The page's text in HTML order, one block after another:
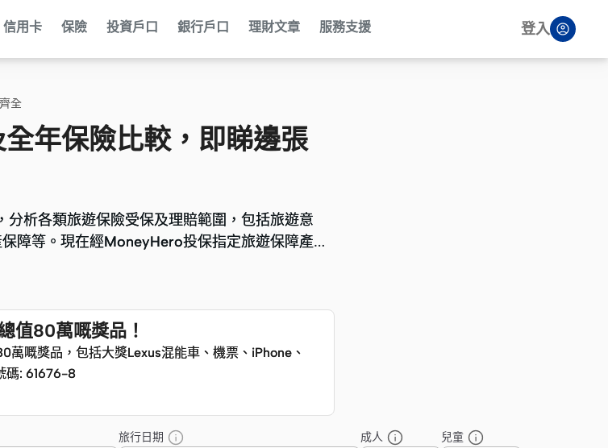
信用卡 保險 投資戶口 銀行戶口 理財文章 服務支援 登入
全
年保險比較，即睇邊張
析各類旅遊保險受保及理賠範圍，包括旅遊意
障等。現在經MoneyHero投保指定旅遊保障產
析各類旅遊保險受保及理賠範圍，包括旅遊意
障等。現在經MoneyHero投保指定旅遊保障產
值80萬嘅獎品！
嘅獎品，包括大獎Lexus混能車、機票、iPhone、
碼: 61676-8
嘅獎品，包括大獎Lexus混能車、機票、iPhone、
碼: 61676-8
旅行日期 成人 兒童